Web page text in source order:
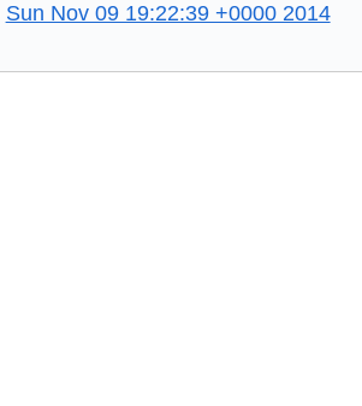
Sun Nov 09 19:22:39 +0000 2014